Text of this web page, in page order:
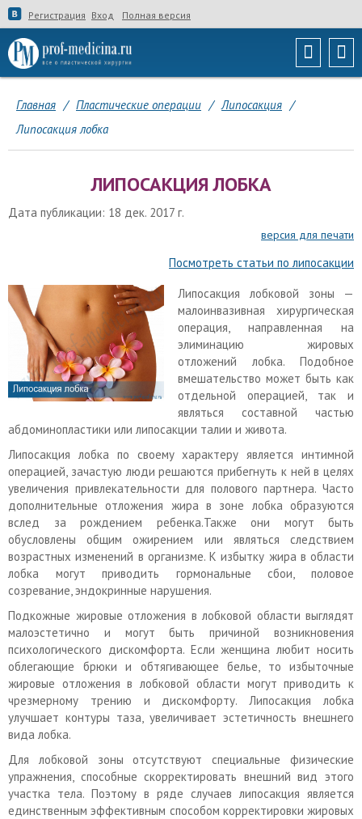
Регистрация Вход Полная версия
Главная / Пластические операции / Липосакция /
Липосакция лобка
ЛИПОСАКЦИЯ ЛОБКА
Дата публикации: 18 дек. 2017 г.
версия для печати
Посмотреть статьи по липосакции
Липосакция лобковой зоны —
малоинвазивная хирургическая
операция, направленная на
элиминацию жировых
отложений лобка. Подобное
вмешательство может быть как
отдельной операцией, так и
являться составной частью
абдоминопластики или липосакции талии и живота.
Липосакция лобка по своему характеру является интимной
операцией, зачастую люди решаются прибегнуть к ней в целях
увеличения привлекательности для полового партнера. Часто
дополнительные отложения жира в зоне лобка образуются
вслед за рождением ребенка.Также они могут быть
обусловлены общим ожирением или являться следствием
возрастных изменений в организме. К избытку жира в области
лобка могут приводить гормональные сбои, половое
созревание, эндокринные нарушения.
Подкожные жировые отложения в лобковой области выглядят
малоэстетично и могут быть причиной возникновения
психологического дискомфорта. Если женщина любит носить
облегающие брюки и обтягивающее белье, то избыточные
жировые отложения в лобковой области могут приводить к
чрезмерному трению и дискомфорту. Липосакция лобка
улучшает контуры таза, увеличивает эстетичность внешнего
вида лобка.
Для лобковой зоны отсутствуют специальные физические
упражнения, способные скорректировать внешний вид этого
участка тела. Поэтому в ряде случаев липосакция является
единственным эффективным способом корректировки жировых